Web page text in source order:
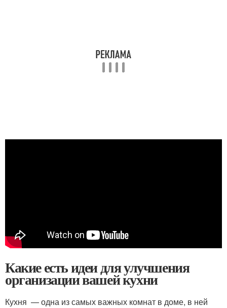
Какие есть идеи для улучшения
организации вашей кухни
Кухня — одна из самых важных комнат в доме, в ней